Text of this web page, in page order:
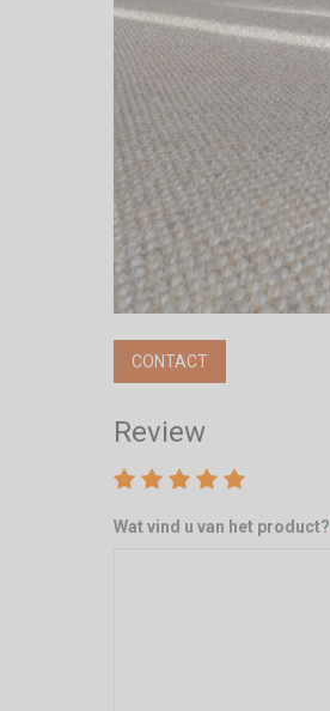
CONTACT
Review
Wat vind u van het product?